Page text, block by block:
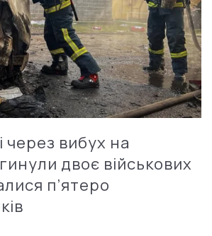
через вибух на
двоє військових
п’ятеро